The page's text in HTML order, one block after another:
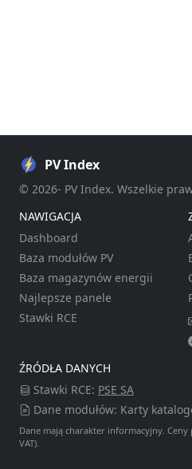
PV Index
© 2026- PV Index. Wszelkie
NAWIGACJA
Dashboard
Baza modułów PV
Baza magazynów energii
Najlepsze panele
Stawki RCE
ŹRÓDŁA DANYCH
Stawki RCE: PSE SA
Dane modułów: Karty
Dane mają charakter informacyjny.
VAT).